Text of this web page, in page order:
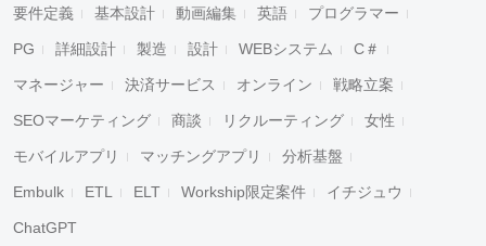
要件定義 基本設計 動画編集 英語 プログラマー
PG 詳細設計 製造 設計 WEBシステム C＃
マネージャー 決済サービス オンライン 戦略立案
SEOマーケティング 商談 リクルーティング 女性
モバイルアプリ マッチングアプリ 分析基盤
Embulk ETL ELT Workship限定案件 イチジュウ
ChatGPT